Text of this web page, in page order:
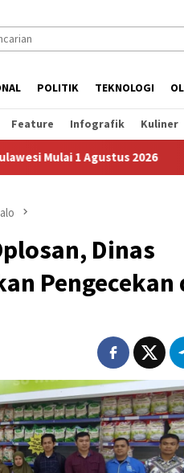
POLITIK TEKNOLOGI
Feature Infografik Kuliner
Agustus 2026 Sudah
Dinas
Pengecekan